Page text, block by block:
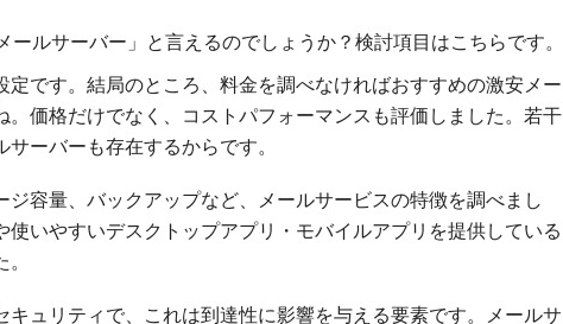
ールサーバー」と言えるのでしょうか？検討項目はこちらです。
定です。結局のところ、料金を調べなければおすすめの激安メー
。価格だけでなく、コストパフォーマンスも評価しました。若干
ーバーも存在するからです。
ジ容量、バックアップなど、メールサービスの特徴を調べまし
いやすいデスクトップアプリ・モバイルアプリを提供している
キュリティで、これは到達性に影響を与える要素です。メールサ